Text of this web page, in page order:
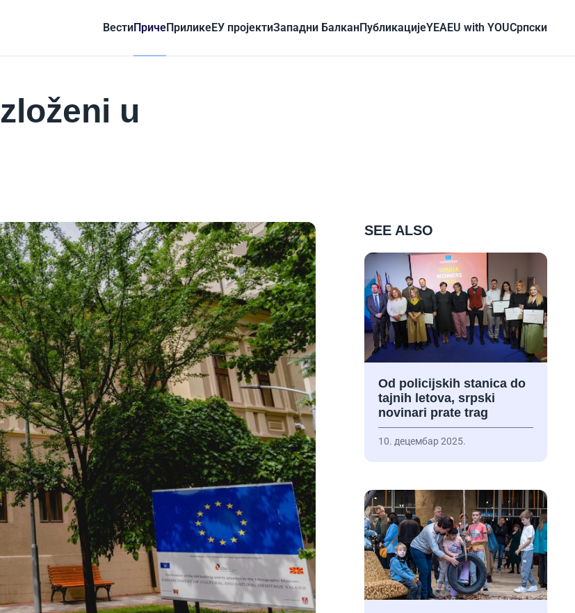
ВестиПричеПриликеЕУ пројектиЗападни БалканПубликацијеYEAEU with YOUCрпски
u
SEE ALSO
Od policijskih stanica do
tajnih letova, srpski
novinari prate trag
10. децембар 2025.